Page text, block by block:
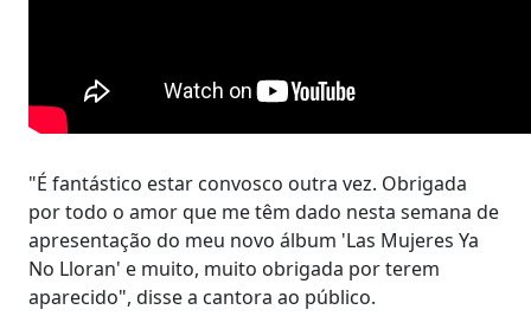
"É fantástico estar convosco outra vez. Obrigada
por todo o amor que me têm dado nesta semana de
apresentação do meu novo álbum 'Las Mujeres Ya
No Lloran' e muito, muito obrigada por terem
aparecido", disse a cantora ao público.